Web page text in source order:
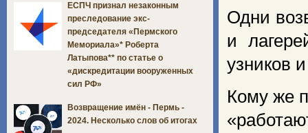
Одни
и
узников
Кому же
ЕСПЧ признал незаконным
преследование экс-
председателя «Пермского
Мемориала»* Роберта
Латыпова** по статье о
«дискредитации вооруженных
сил РФ»
Возвращение имён - Пермь -
2024. Несколько слов об итогах